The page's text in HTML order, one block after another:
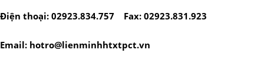
Điện thoại: 02923.834.757 Fax: 02923.831.923
Email: hotro@lienminhhtxtpct.vn